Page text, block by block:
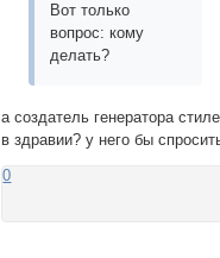
Вот только
вопрос: кому
делать?
а создатель генератора
в здравии? у него бы
0